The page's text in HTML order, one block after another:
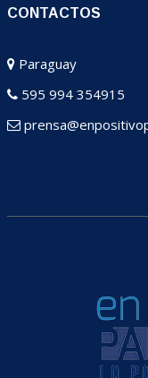
CONTACTOS
Paraguay
595 994 354915